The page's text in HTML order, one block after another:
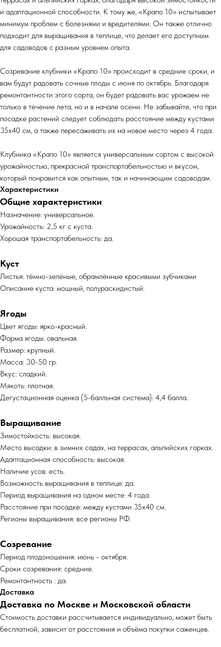
и адаптационной способности. К тому же, «Крапо 10» испытывает
минимум проблем с болезнями и вредителями. Он также отлично
подходит для выращивания в теплице, что делает его доступным
для садоводов с разным уровнем опыта.
Созревание клубники «Крапо 10» происходит в средние сроки, и
вам будут радовать сочные плоды с июня по октябрь. Благодаря
ремонтантности этого сорта, он будет радовать вас урожаем не
только в течение лета, но и в начале осени. Не забывайте, что при
посадке растений следует соблюдать расстояние между кустами
35х40 см, а также пересаживать их на новое место через 4 года.
Клубника «Крапо 10» является универсальным сортом с высокой
урожайностью, прекрасной транспортабельностью и вкусом,
который понравится как опытным, так и начинающим садоводам.
Характеристики
Общие характеристики
Назначение: универсальное.
Урожайность: 2,5 кг с куста.
Хорошая транспортабельность: да.
Куст
Листья: тёмно-зелёные, обрамлённые красивыми зубчиками
Описание куста: мощный, полураскидистый.
Ягоды
Цвет ягоды: ярко-красный.
Форма ягоды: овальная.
Размер: крупный.
Масса: 30-50 гр.
Вкус: сладкий.
Мякоть: плотная.
Дегустационная оценка (5-балльная система): 4,4 балла.
Выращивание
Зимостойкость: высокая.
Место высадки: в зимних садах, на террасах, альпийских горках.
Адаптационная способность: высокая.
Наличие усов: есть.
Возможность выращивания в теплице: да.
Период выращивания на одном месте: 4 года.
Расстояние при посадке: между кустами 35х40 см.
Регионы выращивания: все регионы РФ.
Созревание
Период плодоношения: июнь - октября.
Сроки созревания: средние.
Ремонтантность : да.
Доставка
Доставка по Москве и Московской области
Cтоимость доставки рассчитывается индивидуально, может быть
бесплатной, зависит от расстояния и объёма покупки саженцев.